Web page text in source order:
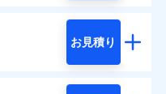
お見積り